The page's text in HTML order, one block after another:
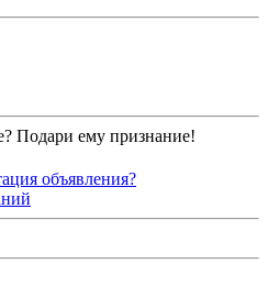
Подари ему признание!
объявления?